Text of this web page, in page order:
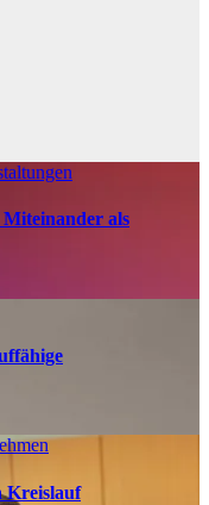
als
Kreislauf